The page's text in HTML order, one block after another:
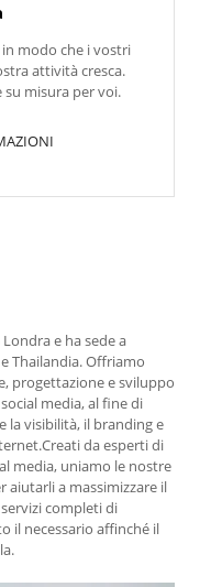
modo che i vostri
attività cresca.
misura per voi.
e ha sede a
Thailandia. Offriamo
progettazione e sviluppo
media, al fine di
la visibilità, il branding e
da esperti di
media, uniamo le nostre
aiutarli a massimizzare il
completi di
il necessario affinché il